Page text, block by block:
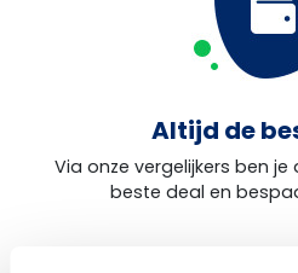
Altijd de
Via onze vergelijkers ben
beste deal en